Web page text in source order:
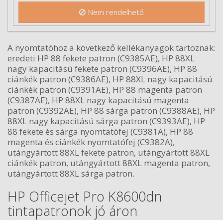
Nem rendelhető
A nyomtatóhoz a következő kellékanyagok tartoznak:
eredeti HP 88 fekete patron (C9385AE), HP 88XL
nagy kapacitású fekete patron (C9396AE), HP 88
ciánkék patron (C9386AE), HP 88XL nagy kapacitású
ciánkék patron (C9391AE), HP 88 magenta patron
(C9387AE), HP 88XL nagy kapacitású magenta
patron (C9392AE), HP 88 sárga patron (C9388AE), HP
88XL nagy kapacitású sárga patron (C9393AE), HP
88 fekete és sárga nyomtatófej (C9381A), HP 88
magenta és ciánkék nyomtatófej (C9382A),
utángyártott 88XL fekete patron, utángyártott 88XL
ciánkék patron, utángyártott 88XL magenta patron,
utángyártott 88XL sárga patron.
HP Officejet Pro K8600dn
tintapatronok jó áron